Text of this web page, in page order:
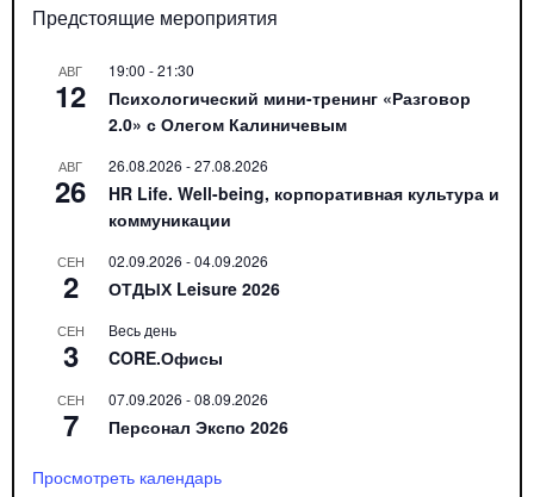
Предстоящие мероприятия
АВГ
12
19:00 -21:30
Психологический мини-тренинг «Разговор
2.0» с Олегом Калиничевым
АВГ
26
26.08.2026 -27.08.2026
HR Life. Well-being, корпоративная культура и
коммуникации
СЕН
2
02.09.2026 -04.09.2026
ОТДЫХ Leisure 2026
СЕН
3
Весь день
CORE.Офисы
СЕН
7
07.09.2026 -08.09.2026
Персонал Экспо 2026
Просмотреть календарь